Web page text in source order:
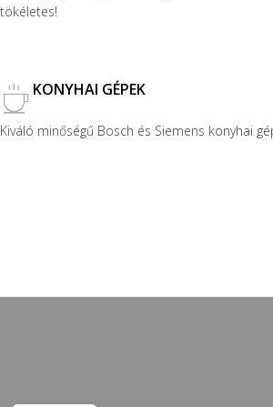
tökéletes!
KONYHAI GÉPEK
Kiváló minőségű Bosch és Siemens konyhai